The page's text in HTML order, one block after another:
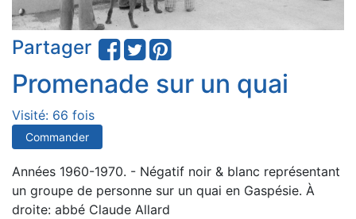
Partager
Promenade sur un quai
Visité: 66 fois
Commander
Années 1960-1970. - Négatif noir & blanc représentant
un groupe de personne sur un quai en Gaspésie. À
droite: abbé Claude Allard